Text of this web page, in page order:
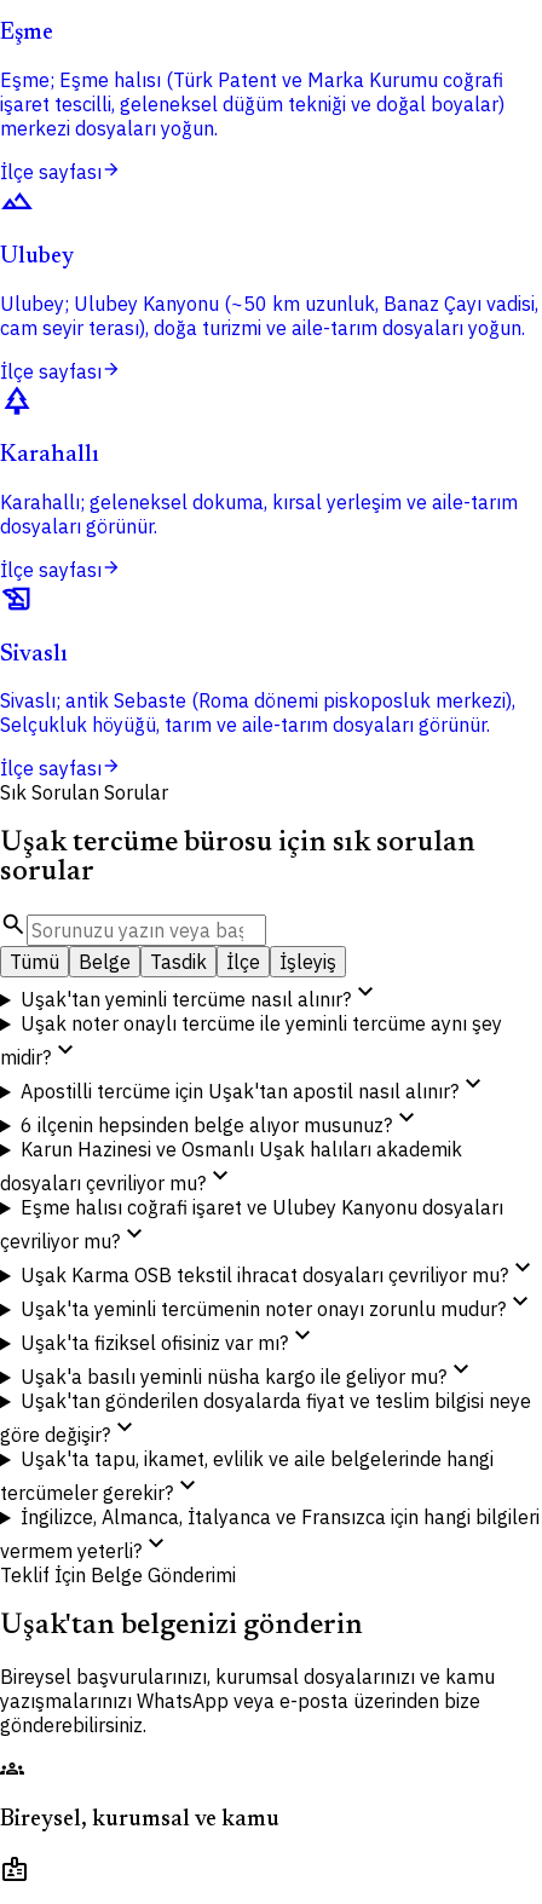
Eşme
Eşme; Eşme halısı (Türk Patent ve Marka Kurumu coğrafi
işaret tescilli, geleneksel düğüm tekniği ve doğal boyalar)
merkezi dosyaları yoğun.
İlçe sayfasıarrow_forward
terrain
Ulubey
Ulubey; Ulubey Kanyonu (~50 km uzunluk, Banaz Çayı vadisi,
cam seyir terası), doğa turizmi ve aile-tarım dosyaları yoğun.
İlçe sayfasıarrow_forward
park
Karahallı
Karahallı; geleneksel dokuma, kırsal yerleşim ve aile-tarım
dosyaları görünür.
İlçe sayfasıarrow_forward
history_edu
Sivaslı
Sivaslı; antik Sebaste (Roma dönemi piskoposluk merkezi),
Selçukluk höyüğü, tarım ve aile-tarım dosyaları görünür.
İlçe sayfasıarrow_forward
Sık Sorulan Sorular
Uşak tercüme bürosu için sık sorulan
sorular
search
Tümü Belge Tasdik İlçe
İşleyiş
Uşak'tan yeminli tercüme nasıl alınır?expand_more
Uşak noter onaylı tercüme ile yeminli tercüme aynı şey
midir? expand_more
Apostilli tercüme için Uşak'tan apostil nasıl alınır?expand_more
6 ilçenin hepsinden belge alıyor musunuz?expand_more
Karun Hazinesi ve Osmanlı Uşak halıları akademik
dosyaları çevriliyor mu? expand_more
Eşme halısı coğrafi işaret ve Ulubey Kanyonu dosyaları
çevriliyor mu? expand_more
Uşak Karma OSB tekstil ihracat dosyaları çevriliyor mu?expand_more
Uşak'ta yeminli tercümenin noter onayı zorunlu mudur?expand_more
Uşak'ta fiziksel ofisiniz var mı?expand_more
Uşak'a basılı yeminli nüsha kargo ile geliyor mu?expand_more
Uşak'tan gönderilen dosyalarda fiyat ve teslim bilgisi neye
göre değişir? expand_more
Uşak'ta tapu, ikamet, evlilik ve aile belgelerinde hangi
tercümeler gerekir? expand_more
İngilizce, Almanca, İtalyanca ve Fransızca için hangi bilgileri
vermem yeterli? expand_more
Teklif İçin Belge Gönderimi
Uşak'tan belgenizi gönderin
Bireysel başvurularınızı, kurumsal dosyalarınızı ve kamu
yazışmalarınızı WhatsApp veya e-posta üzerinden bize
gönderebilirsiniz.
groups
Bireysel, kurumsal ve kamu
badge